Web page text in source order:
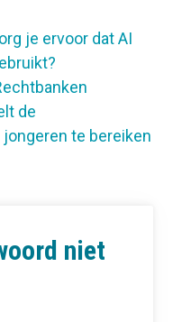
je ervoor dat AI
de
te bereiken
niet